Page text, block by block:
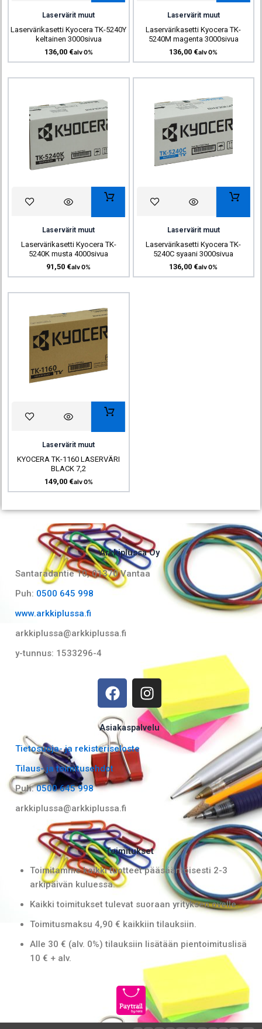
Laservärit muut
Laservärikasetti Kyocera TK-5240Y
keltainen 3000sivua
136,00 €alv 0%
Laservärit muut
Laservärikasetti Kyocera TK-
5240M magenta 3000sivua
136,00 €alv 0%
Laservärit muut
Laservärikasetti Kyocera TK-
5240K musta 4000sivua
91,50 €alv 0%
Laservärit muut
Laservärikasetti Kyocera TK-
5240C syaani 3000sivua
136,00 €alv 0%
Laservärit muut
KYOCERA TK-1160 LASERVÄRI
BLACK 7,2
149,00 €alv 0%
Arkkiplussa Oy
Santaradantie 10, 01370 Vantaa​
Puh: 0500 645 998
www.arkkiplussa.fi
arkkiplussa@arkkiplussa.fi
y-tunnus: 1533296-4
F
a
c
e
b
o
o
k
I
n
s
t
a
Asiakaspalvelu
Tietosuoja- ja rekisteriseloste
Tilaus- ja toimitusehdot
Puh:0500 645 998
arkkiplussa@arkkiplussa.fi
Toimitukset
Toimitamme kaikki tuotteet pääsääntöisesti 2-3
arkipäivän kuluessa.
Kaikki toimitukset tulevat suoraan yrityksen ovelle.
Toimitusmaksu 4,90 € kaikkiin tilauksiin.
Alle 30 € (alv. 0%) tilauksiin lisätään pientoimituslisä
10 € + alv.